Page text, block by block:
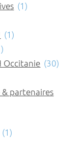
(1)
(1)
Occitanie (30)
& partenaires
(1)